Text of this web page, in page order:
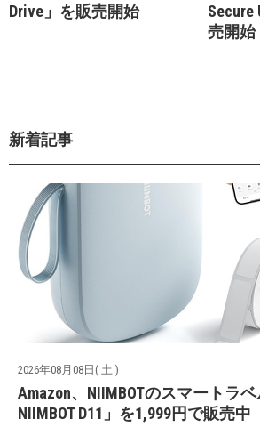
Drive」を販売開始
Secure
売開始
新着記事
2026年08月08日( 土 )
Amazon、NIIMBOTのスマートラ
NIIMBOT D11」を1,999円で販売中